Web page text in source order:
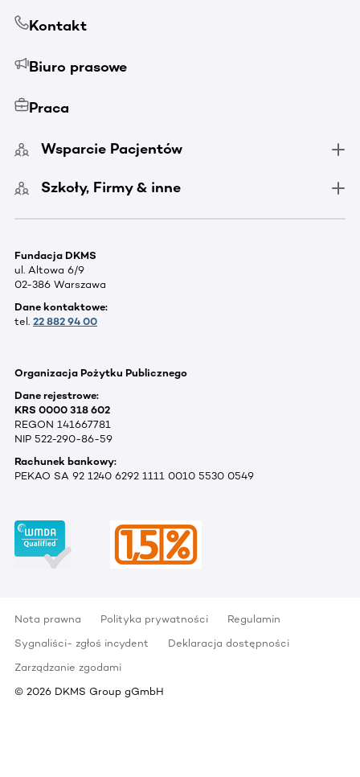
Kontakt
Biuro prasowe
Praca
Wsparcie Pacjentów
Szkoły, Firmy & inne
Fundacja DKMS
ul. Altowa 6/9
02-386 Warszawa
Dane kontaktowe:
tel. 22 882 94 00
Organizacja Pożytku Publicznego
Dane rejestrowe:
KRS 0000 318 602
REGON 141667781
NIP 522-290-86-59
Rachunek bankowy:
PEKAO SA 92 1240 6292 1111 0010 5530 0549
Nota prawna Polityka prywatności
Regulamin
Sygnaliści- zgłoś incydent
Deklaracja dostępności
Zarządzanie zgodami
© 2026 DKMS Group gGmbH